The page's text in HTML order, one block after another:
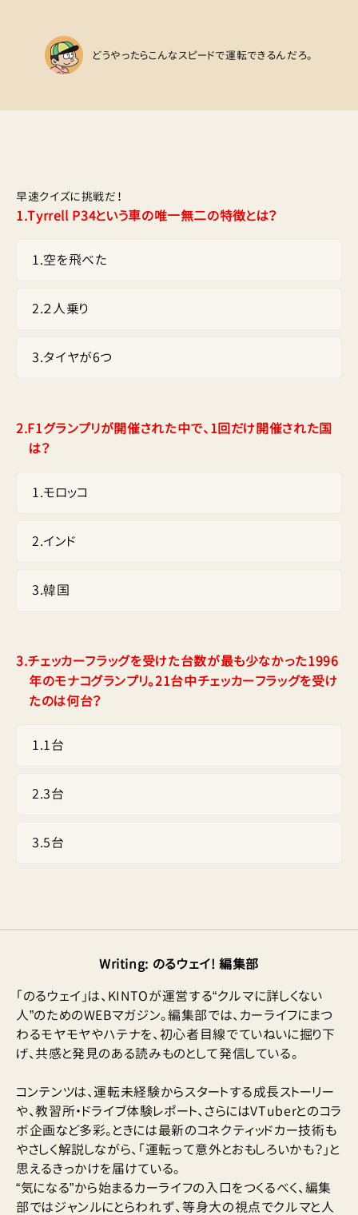
どうやったらこんなスピードで運転できるんだろ。
早速クイズに挑戦だ！
1.Tyrrell P34という車の唯一無二の特徴とは？
1.空を飛べた
2.２人乗り
3.タイヤが6つ
2.F1グランプリが開催された中で、1回だけ開催された国
は？
1.モロッコ
2.インド
3.韓国
3.チェッカーフラッグを受けた台数が最も少なかった1996
年のモナコグランプリ。21台中チェッカーフラッグを受け
たのは何台？
1.1台
2.3台
3.5台
Writing: のるウェイ! 編集部
「のるウェイ」は、KINTOが運営する“クルマに詳しくない
人”のためのWEBマガジン。編集部では、カーライフにまつ
わるモヤモヤやハテナを、初心者目線でていねいに掘り下
げ、共感と発見のある読みものとして発信している。
コンテンツは、運転未経験からスタートする成長ストーリー
や、教習所・ドライブ体験レポート、さらにはVTuberとのコラ
ボ企画など多彩。ときには最新のコネクティッドカー技術も
やさしく解説しながら、「運転って意外とおもしろいかも？」と
思えるきっかけを届けている。
“気になる”から始まるカーライフの入口をつくるべく、編集
部ではジャンルにとらわれず、等身大の視点でクルマと人